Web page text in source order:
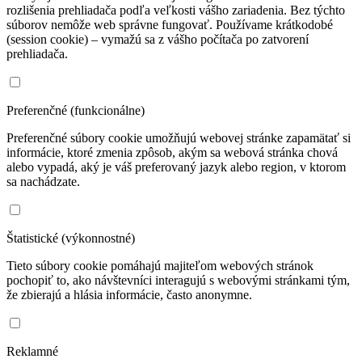
rozlišenia prehliadača podľa veľkosti vášho zariadenia. Bez týchto
súborov nemôže web správne fungovať. Používame krátkodobé
(session cookie) – vymažú sa z vášho počítača po zatvorení
prehliadača.
Preferenčné (funkcionálne)
Preferenčné súbory cookie umožňujú webovej stránke zapamätať si
informácie, ktoré zmenia zpôsob, akým sa webová stránka chová
alebo vypadá, aký je váš preferovaný jazyk alebo region, v ktorom
sa nachádzate.
Štatistické (výkonnostné)
Tieto súbory cookie pomáhajú majiteľom webových stránok
pochopiť to, ako návštevníci interagujú s webovými stránkami tým,
že zbierajú a hlásia informácie, často anonymne.
Reklamné